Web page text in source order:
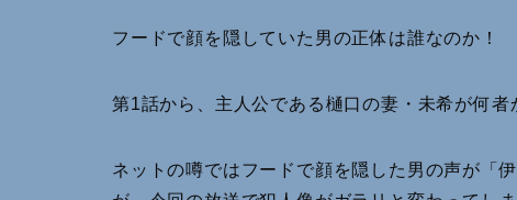
フードで顔を隠していた男の正体は誰なのか！
第1話から、主人公である樋口の妻・未希が何
ネットの噂ではフードで顔を隠した男の声が「